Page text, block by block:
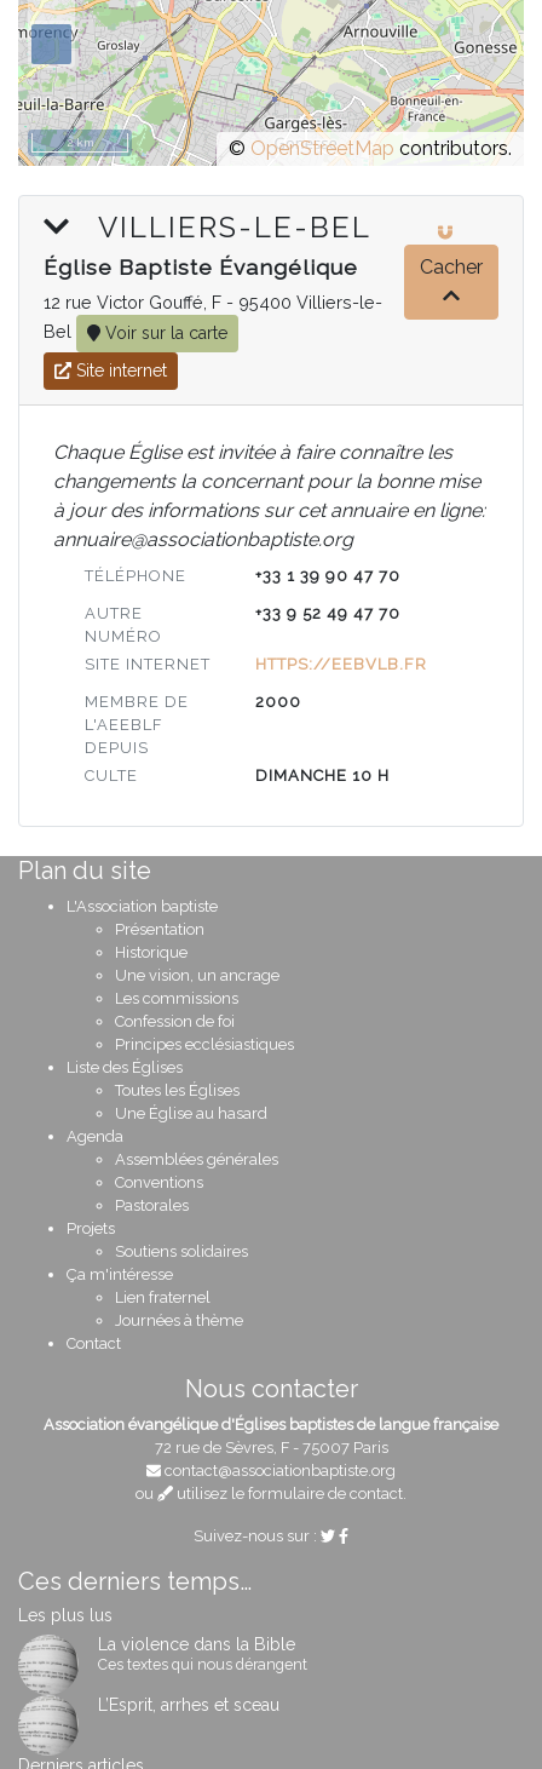
© OpenStreetMap contributors.
2 km
VILLIERS-LE-BEL
Cacher
Église Baptiste Évangélique
12 rue Victor Gouffé, F - 95400 Villiers-le-
Bel
Voir sur la carte
Site internet
Chaque Église est invitée à faire connaître les
changements la concernant pour la bonne mise
à jour des informations sur cet annuaire en ligne:
annuaire@associationbaptiste.org
TÉLÉPHONE +33 1 39 90 47 70
AUTRE
NUMÉRO
+33 9 52 49 47 70
SITE INTERNET HTTPS://EEBVLB.FR
MEMBRE DE
L'AEEBLF
DEPUIS
2000
CULTE DIMANCHE 10 H
Plan du site
L'Association baptiste
Présentation
Historique
Une vision, un ancrage
Les commissions
Confession de foi
Principes ecclésiastiques
Liste des Églises
Toutes les Églises
Une Église au hasard
Agenda
Assemblées générales
Conventions
Pastorales
Projets
Soutiens solidaires
Ça m'intéresse
Lien fraternel
Journées à thème
Contact
Nous contacter
Association évangélique d'Églises baptistes de langue française
72 rue de Sèvres, F - 75007 Paris
contact@associationbaptiste.org
ou
utilisez le formulaire de contact.
Suivez-nous sur :
Ces derniers temps…
Les plus lus
La violence dans la Bible
Ces textes qui nous dérangent
L’Esprit, arrhes et sceau